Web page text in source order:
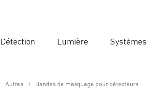
Détection Lumière Systèmes
Autres Bandes de masquage pour détecteurs